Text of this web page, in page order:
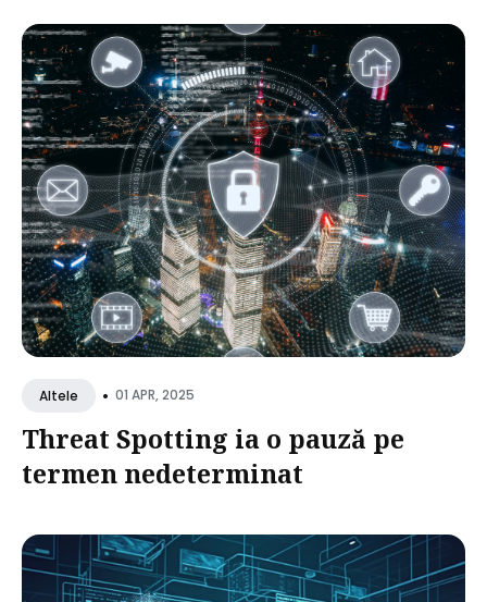
Altele • 01 APR, 2025
Threat Spotting ia o pauză pe
termen nedeterminat